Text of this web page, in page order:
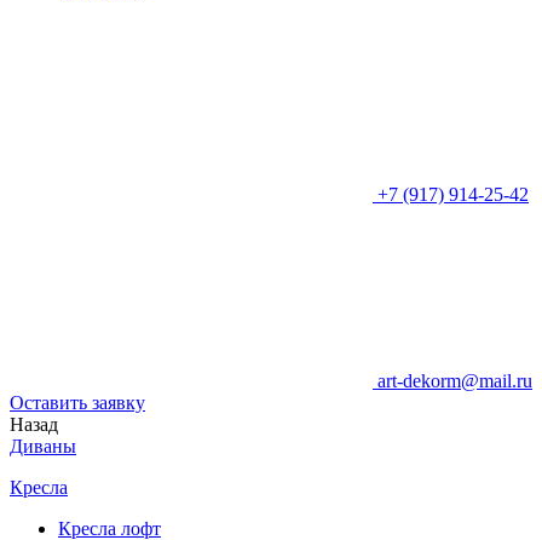
+7 (917) 914-25-42
art-dekorm@mail.ru
Оставить заявку
Назад
Диваны
Кресла
Кресла лофт